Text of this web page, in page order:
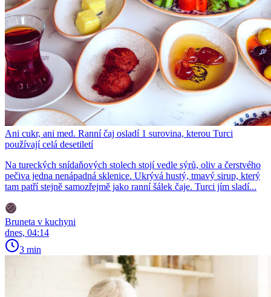
Ani cukr, ani med. Ranní čaj osladí 1 surovina, kterou Turci
používají celá desetiletí
Na tureckých snídaňových stolech stojí vedle sýrů, oliv a čerstvého
pečiva jedna nenápadná sklenice. Ukrývá hustý, tmavý sirup, který
tam patří stejně samozřejmě jako ranní šálek čaje. Turci jím sladí...
Bruneta v kuchyni
dnes, 04:14
3 min